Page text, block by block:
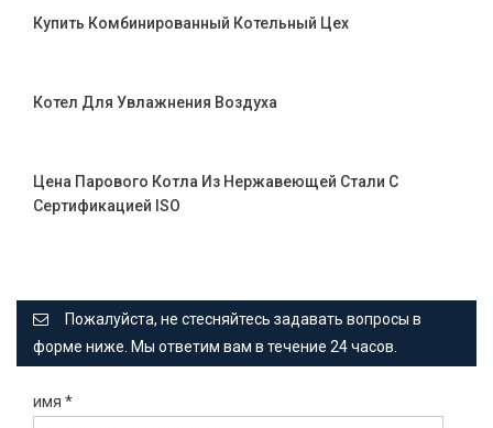
Купить Комбинированный Котельный Цех
Котел Для Увлажнения Воздуха
Цена Парового Котла Из Нержавеющей Стали С
Сертификацией ISO
Пожалуйста, не стесняйтесь задавать вопросы в
форме ниже. Мы ответим вам в течение 24 часов.
имя *